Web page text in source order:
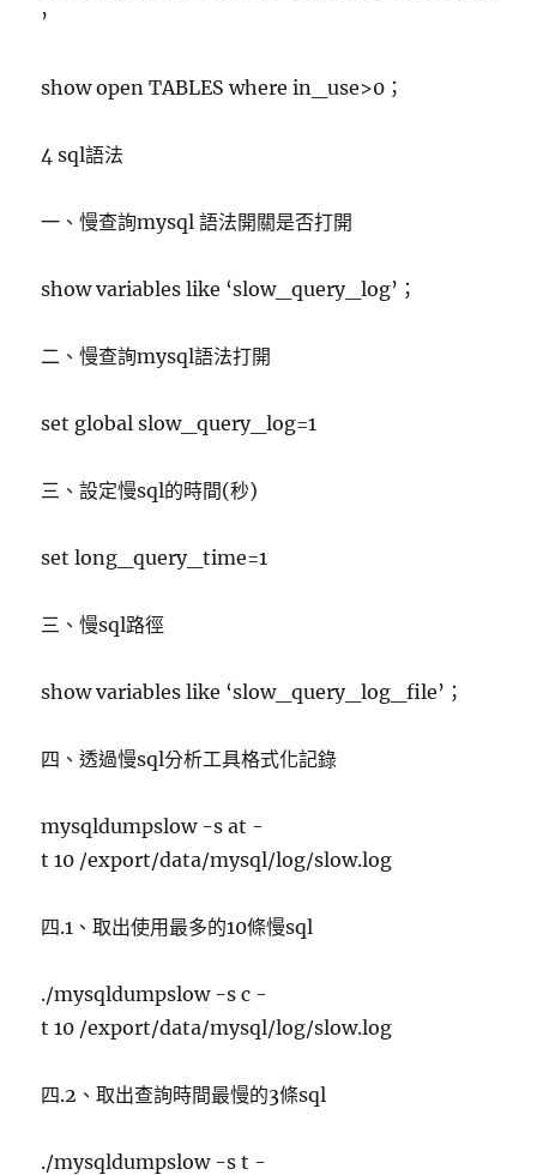
’
show open TABLES where in_use>0；
4 sql語法
一、慢查詢mysql 語法開關是否打開
show variables like ‘slow_query_log’；
二、慢查詢mysql語法打開
set global slow_query_log=1
三、設定慢sql的時間(秒)
set long_query_time=1
三、慢sql路徑
show variables like ‘slow_query_log_file’；
四、透過慢sql分析工具格式化記錄
mysqldumpslow -s at -
t 10 /export/data/mysql/log/slow.log
四.1、取出使用最多的10條慢sql
./mysqldumpslow -s c -
t 10 /export/data/mysql/log/slow.log
四.2、取出查詢時間最慢的3條sql
./mysqldumpslow -s t -